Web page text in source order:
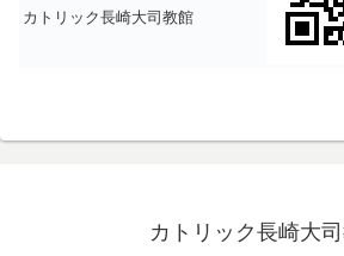
カトリック長崎大司教館
カトリック長崎大